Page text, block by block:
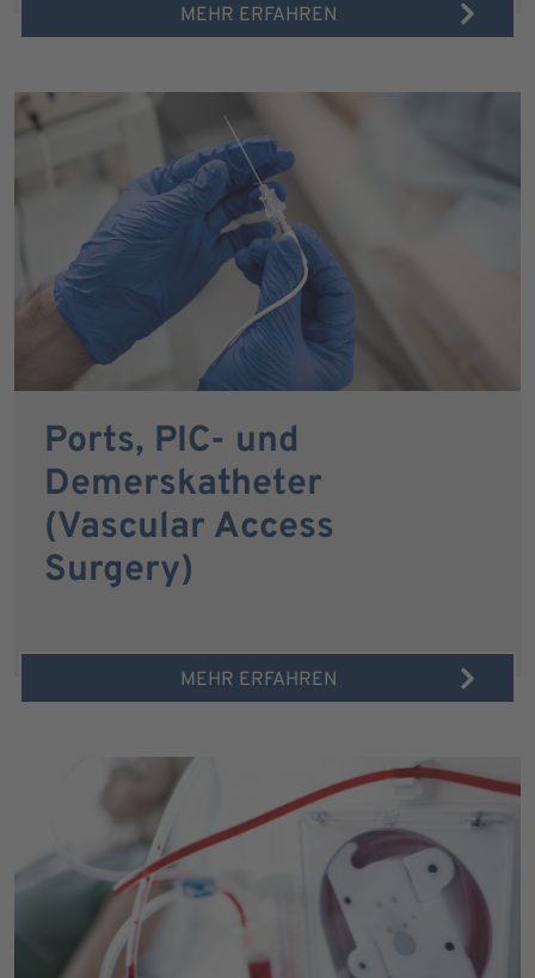
MEHR ERFAHREN
Ports, PIC- und
Demerskatheter
(Vascular Access
Surgery)
MEHR ERFAHREN